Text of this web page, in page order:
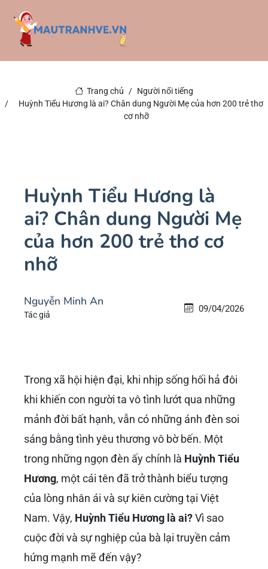
Trang chủ
Người nổi tiếng
Huỳnh Tiểu Hương là ai? Chân dung Người Mẹ của hơn 200 trẻ thơ
cơ nhỡ
Huỳnh Tiểu Hương là
ai? Chân dung Người Mẹ
của hơn 200 trẻ thơ cơ
nhỡ
Nguyễn Minh An
Tác giả
09/04/2026
Trong xã hội hiện đại, khi nhịp sống hối hả đôi
khi khiến con người ta vô tình lướt qua những
mảnh đời bất hạnh, vẫn có những ánh đèn soi
sáng bằng tình yêu thương vô bờ bến. Một
trong những ngọn đèn ấy chính là Huỳnh Tiểu
Hương, một cái tên đã trở thành biểu tượng
của lòng nhân ái và sự kiên cường tại Việt
Nam. Vậy, Huỳnh Tiểu Hương là ai?Vì sao
cuộc đời và sự nghiệp của bà lại truyền cảm
hứng mạnh mẽ đến vậy?